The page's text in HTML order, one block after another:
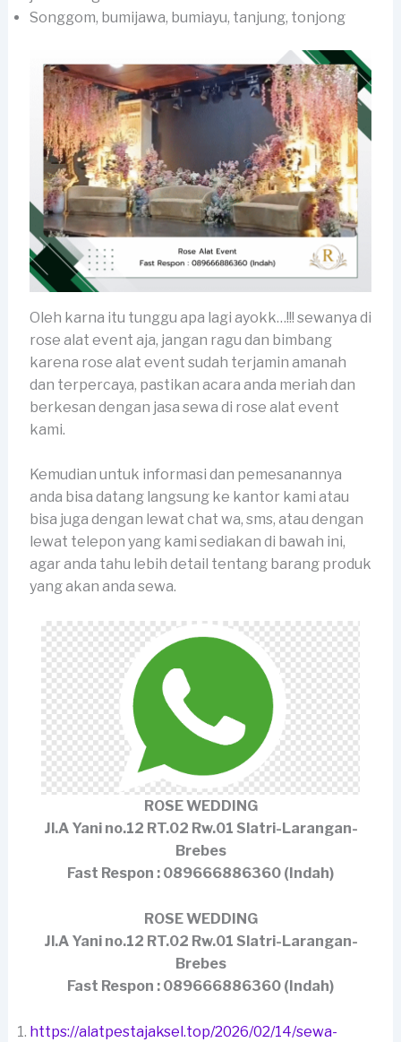
Songgom, bumijawa, bumiayu, tanjung, tonjong
Oleh karna itu tunggu apa lagi ayokk…!!! sewanya di
rose alat event aja, jangan ragu dan bimbang
karena rose alat event sudah terjamin amanah
dan terpercaya, pastikan acara anda meriah dan
berkesan dengan jasa sewa di rose alat event
kami.
Kemudian untuk informasi dan pemesanannya
anda bisa datang langsung ke kantor kami atau
bisa juga dengan lewat chat wa, sms, atau dengan
lewat telepon yang kami sediakan di bawah ini,
agar anda tahu lebih detail tentang barang produk
yang akan anda sewa.
ROSE WEDDING
Jl.A Yani no.12 RT.02 Rw.01 Slatri-Larangan-
Brebes
Fast Respon : 089666886360 (Indah)
ROSE WEDDING
Jl.A Yani no.12 RT.02 Rw.01 Slatri-Larangan-
Brebes
Fast Respon : 089666886360 (Indah)
https://alatpestajaksel.top/2026/02/14/sewa-